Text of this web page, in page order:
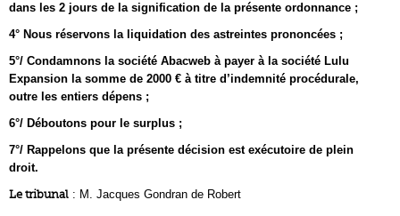
dans les 2 jours de la signification de la présente ordonnance ;
4° Nous réservons la liquidation des astreintes prononcées ;
5°/ Condamnons la société Abacweb à payer à la société Lulu
Expansion la somme de 2000 € à titre d’indemnité procédurale,
outre les entiers dépens ;
6°/ Déboutons pour le surplus ;
7°/ Rappelons que la présente décision est exécutoire de plein
droit.
Le tribunal : M. Jacques Gondran de Robert